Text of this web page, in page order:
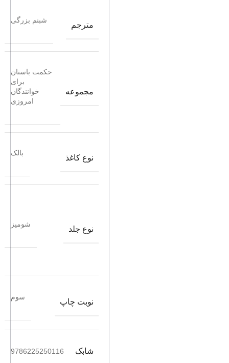
مترجم
شبنم بزرگی
مجموعه
حکمت باستان
برای
خوانندگان
امروزی
نوع کاغذ
بالک
نوع جلد
شومیز
نوبت چاپ
سوم
شابک 9786225250116